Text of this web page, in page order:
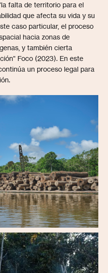
falta de territorio para el
que afecta su vida y su
caso particular, el proceso
hacia zonas de
y también cierta
Foco (2023). En este
un proceso legal para